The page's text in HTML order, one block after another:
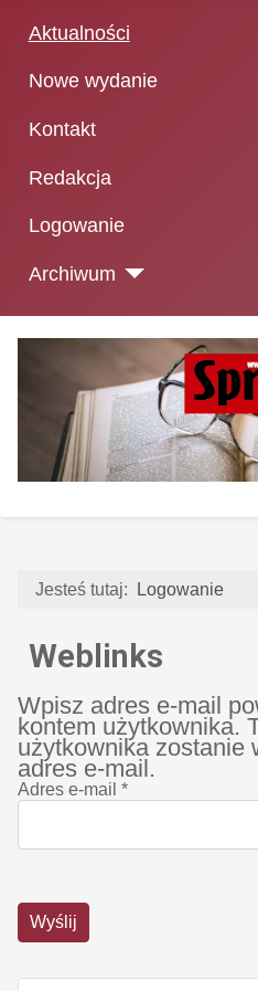
Aktualności
Nowe wydanie
Kontakt
Redakcja
Logowanie
Archiwum
Jesteś tutaj: Logowanie
Weblinks
Wpisz adres e-mail
kontem użytkownika.
użytkownika zostanie
adres e-mail.
Adres e-mail *
Wyślij